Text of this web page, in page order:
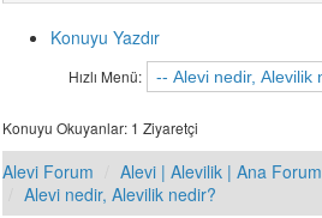
Konuyu Yazdır
Hızlı Menü:
Konuyu Okuyanlar: 1 Ziyaretçi
Alevi Forum
Alevi | Alevilik | Ana Forum
Alevi nedir, Alevilik nedir?